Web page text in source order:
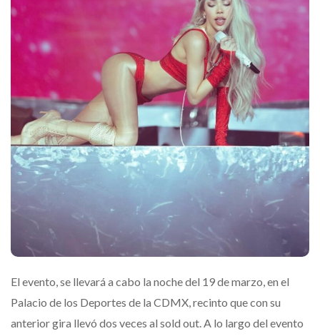
El evento, se llevará a cabo la noche del 19 de marzo, en el
Palacio de los Deportes de la CDMX, recinto que con su
anterior gira llevó dos veces al sold out. A lo largo del evento